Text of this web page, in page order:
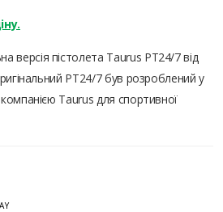
версія пістолета Taurus PT24/7 від
PT24/7 був розроблений у
Taurus для спортивної